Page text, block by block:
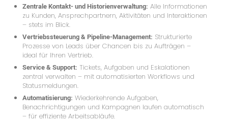
Zentrale Kontakt- und Historienverwaltung: Alle Informationen
zu Kunden, Ansprechpartnern, Aktivitäten und Interaktionen
– stets im Blick.
Vertriebssteuerung & Pipeline-Management: Strukturierte
Prozesse von Leads über Chancen bis zu Aufträgen –
ideal für Ihren Vertrieb.
Service & Support: Tickets, Aufgaben und Eskalationen
zentral verwalten – mit automatisierten Workflows und
Statusmeldungen.
Automatisierung: Wiederkehrende Aufgaben,
Benachrichtigungen und Kampagnen laufen automatisch
– für effiziente Arbeitsabläufe.